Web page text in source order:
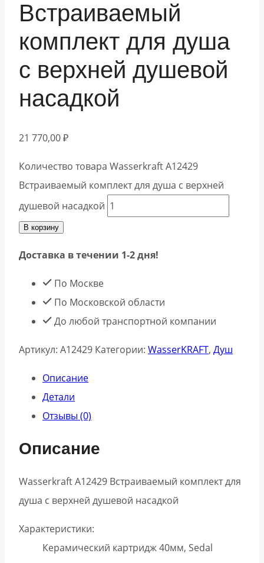
Встраиваемый
комплект для душа
с верхней душевой
насадкой
21 770,00₽
Количество товара Wasserkraft A12429
Встраиваемый комплект для душа с верхней
душевой насадкой
В корзину
Доставка в течении 1-2 дня!
По Москве
По Московской области
До любой транспортной компании
Артикул: A12429 Категории: WasserKRAFT, Душ
Описание
Детали
Отзывы (0)
Описание
Wasserkraft A12429 Встраиваемый комплект для
душа с верхней душевой насадкой
Характеристики:
Керамический картридж 40мм, Sedal